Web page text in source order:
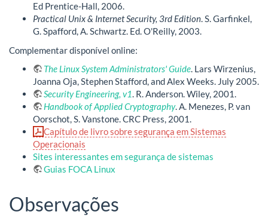
Ed Prentice-Hall, 2006.
Practical Unix & Internet Security, 3rd Edition. S. Garfinkel,
G. Spafford, A. Schwartz. Ed. O'Reilly, 2003.
Complementar disponível online:
The Linux System Administrators' Guide. Lars Wirzenius,
Joanna Oja, Stephen Stafford, and Alex Weeks. July 2005.
Security Engineering, v1. R. Anderson. Wiley, 2001.
Handbook of Applied Cryptography. A. Menezes, P. van
Oorschot, S. Vanstone. CRC Press, 2001.
Capítulo de livro sobre segurança em Sistemas
Operacionais
Sites interessantes em segurança de sistemas
Guias FOCA Linux
Observações